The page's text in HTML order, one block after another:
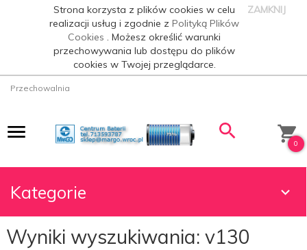
Strona korzysta z plików cookies w celu
realizacji usług i zgodnie zPolityką Plików
Cookies. Możesz określić warunki
przechowywania lub dostępu do plików
cookies w Twojej przeglądarce.
ZAMKNIJ
Przechowalnia
0
Kategorie
Wyniki wyszukiwania: v130